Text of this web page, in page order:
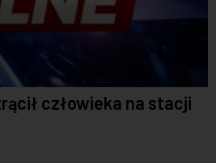
człowieka na stacji